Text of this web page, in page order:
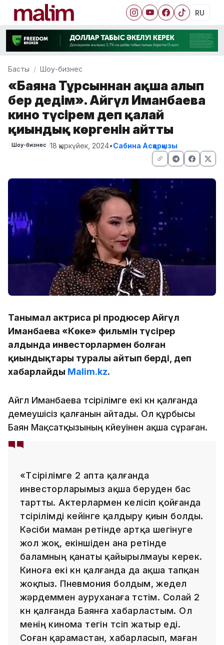
RU
Басты Шоу-бизнес
«Баянға Тұрсыннан ақша алып
бер дедім». Айгүл Иманбаева
кино түсірем деп қалай
қиындық көргенін айтты
Шоу-бизнес 18 қыркүйек, 2024•Сабина Асқарқызы
Танымал актриса әрі продюсер Айгүл
Иманбаева «Көке» фильмін түсірер
алдында инвесторлармен болған
қиындықтары туралы айтып берді, деп
хабарлайды Malim.kz.
Айгүл Иманбаева түсірілімге екі күн қалғанда
демеушісіз қалғанын айтады. Ол құрбысы
Баян Мақсатқызының күйеуінен ақша сұраған.
«Түсірілімге 2 апта қалғанда
инвесторларымыз ақша беруден бас
тартты. Актерлармен келісіп қойғанда
түсірілімді кейінге қалдыру қиын болды.
Кәсіби маман ретінде артқа шегінуге
жол жоқ, екіншіден ана ретінде
баламның қанаты қайырылмауы керек.
Киноға екі күн қалғанда да ақша тапқан
жоқпыз. Пневмония болдым, жедел
жәрдеммен ауруханаға түстім. Солай 2
күн қалғанда Баянға хабарластым. Ол
менің кинома тегін түсіп жатыр еді.
Соған қарамастан, хабарласып, маған